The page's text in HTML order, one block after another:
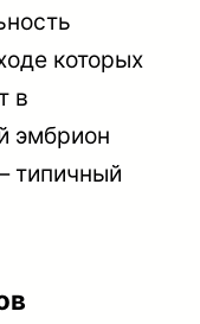
которых
в
эмбрион
типичный